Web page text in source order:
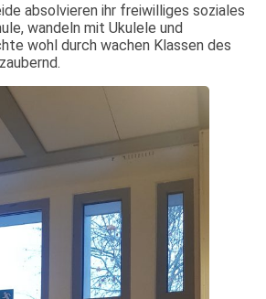
absolvieren ihr freiwilliges soziales
wandeln mit Ukulele und
wohl durch wachen Klassen des